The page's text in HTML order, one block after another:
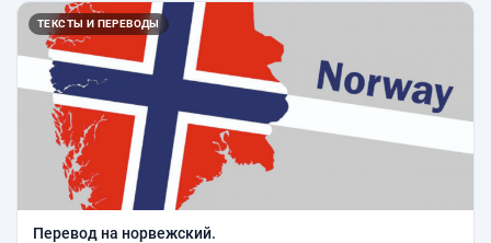
ТЕКСТЫ И ПЕРЕВОДЫ
Перевод на норвежский.